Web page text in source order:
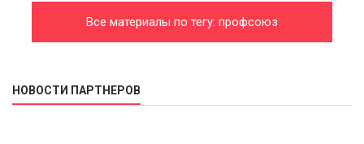
Все материалы по тегу: профсоюз
НОВОСТИ ПАРТНЕРОВ